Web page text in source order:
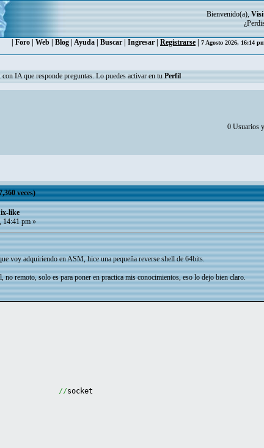
Bienvenido(a),
Foro Web Blog Ayuda Buscar Ingresar Registrarse 7 Agosto 2026, 16:14
IA que responde preguntas. Lo puedes activar en tu Perfil
0 Usuarios
veces)
like
14:41 pm »
voy adquiriendo en ASM, hice una pequeña reverse shell de 64bits.
no remoto, solo es para poner en practica mis conocimientos, eso lo dejo bien claro.
//socket